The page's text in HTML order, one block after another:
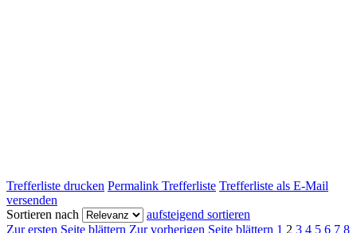
Trefferliste drucken Permalink Trefferliste Trefferliste als E-Mail
versenden
Sortieren nach
aufsteigend sortieren
Zur ersten Seite blättern Zur vorherigen Seite blättern 1 2 3 4 5 6 7 8